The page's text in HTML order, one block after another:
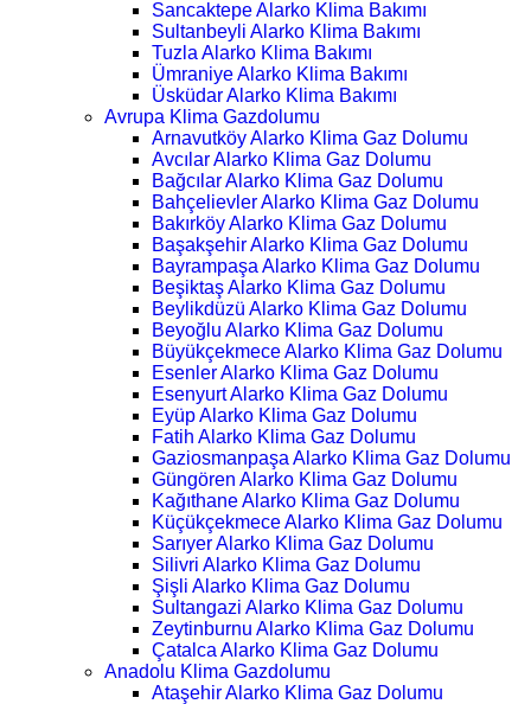
Sancaktepe Alarko Klima Bakımı
Sultanbeyli Alarko Klima Bakımı
Tuzla Alarko Klima Bakımı
Ümraniye Alarko Klima Bakımı
Üsküdar Alarko Klima Bakımı
Avrupa Klima Gazdolumu
Arnavutköy Alarko Klima Gaz Dolumu
Avcılar Alarko Klima Gaz Dolumu
Bağcılar Alarko Klima Gaz Dolumu
Bahçelievler Alarko Klima Gaz Dolumu
Bakırköy Alarko Klima Gaz Dolumu
Başakşehir Alarko Klima Gaz Dolumu
Bayrampaşa Alarko Klima Gaz Dolumu
Beşiktaş Alarko Klima Gaz Dolumu
Beylikdüzü Alarko Klima Gaz Dolumu
Beyoğlu Alarko Klima Gaz Dolumu
Büyükçekmece Alarko Klima Gaz Dolumu
Esenler Alarko Klima Gaz Dolumu
Esenyurt Alarko Klima Gaz Dolumu
Eyüp Alarko Klima Gaz Dolumu
Fatih Alarko Klima Gaz Dolumu
Gaziosmanpaşa Alarko Klima Gaz Dolumu
Güngören Alarko Klima Gaz Dolumu
Kağıthane Alarko Klima Gaz Dolumu
Küçükçekmece Alarko Klima Gaz Dolumu
Sarıyer Alarko Klima Gaz Dolumu
Silivri Alarko Klima Gaz Dolumu
Şişli Alarko Klima Gaz Dolumu
Sultangazi Alarko Klima Gaz Dolumu
Zeytinburnu Alarko Klima Gaz Dolumu
Çatalca Alarko Klima Gaz Dolumu
Anadolu Klima Gazdolumu
Ataşehir Alarko Klima Gaz Dolumu